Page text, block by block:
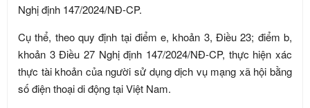
Nghị định 147/2024/NĐ-CP.
Cụ thể, theo quy định tại điểm e, khoản 3, Điều 23; điểm b,
khoản 3 Điều 27 Nghị định 147/2024/NĐ-CP, thực hiện xác
thực tài khoản của người sử dụng dịch vụ mạng xã hội bằng
số điện thoại di động tại Việt Nam.